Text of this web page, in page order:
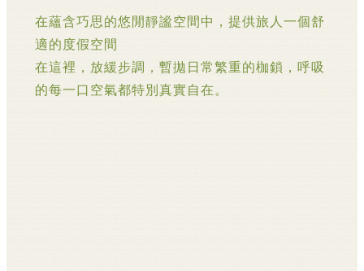
在蘊含巧思的悠閒靜謐空間中，提供旅人一個舒
適的度假空間
在這裡，放緩步調，暫拋日常繁重的枷鎖，呼吸
的每一口空氣都特別真實自在。